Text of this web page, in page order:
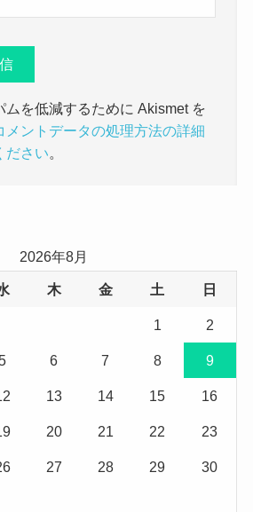
ムを低減するために Akismet を
メントデータの処理方法の詳細
ださい
2026年8月
木 金 土 日
1 2
6 7 8 9
13 14 15 16
20 21 22 23
27 28 29 30